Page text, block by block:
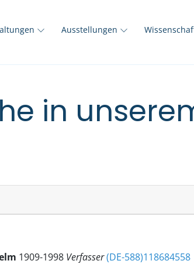
Ausstellungen
in
1909-1998 Verfasser(DE-588)118684558